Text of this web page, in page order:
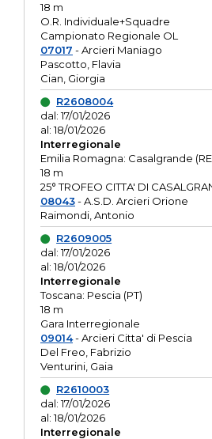
18 m
O.R. Individuale+Squadre
Campionato Regionale OL
07017 - Arcieri Maniago
Pascotto, Flavia
Cian, Giorgia
R2608004
dal: 17/01/2026
al: 18/01/2026
Interregionale
Emilia Romagna: Casalgrande
18 m
25° TROFEO CITTA' DI
08043- A.S.D. Arcieri Orione
Raimondi, Antonio
R2609005
dal: 17/01/2026
al: 18/01/2026
Interregionale
Toscana: Pescia (PT)
18 m
Gara Interregionale
09014- Arcieri Citta' di Pescia
Del Freo, Fabrizio
Venturini, Gaia
R2610003
dal: 17/01/2026
al: 18/01/2026
Interregionale